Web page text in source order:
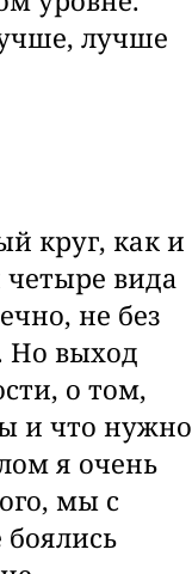
лучше
круг, как и
вида
не без
Но выход
, о том,
и что нужно
я очень
мы с